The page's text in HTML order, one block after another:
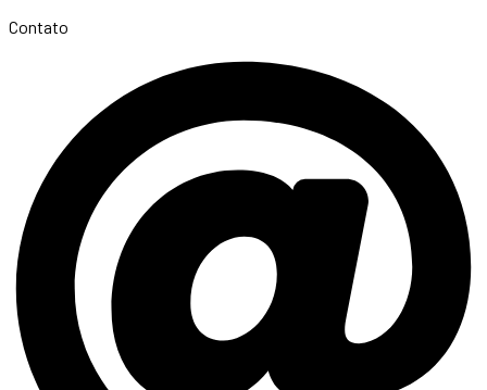
Contato